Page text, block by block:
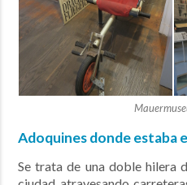
Adoquines donde estaba
Se trata de una doble hilera